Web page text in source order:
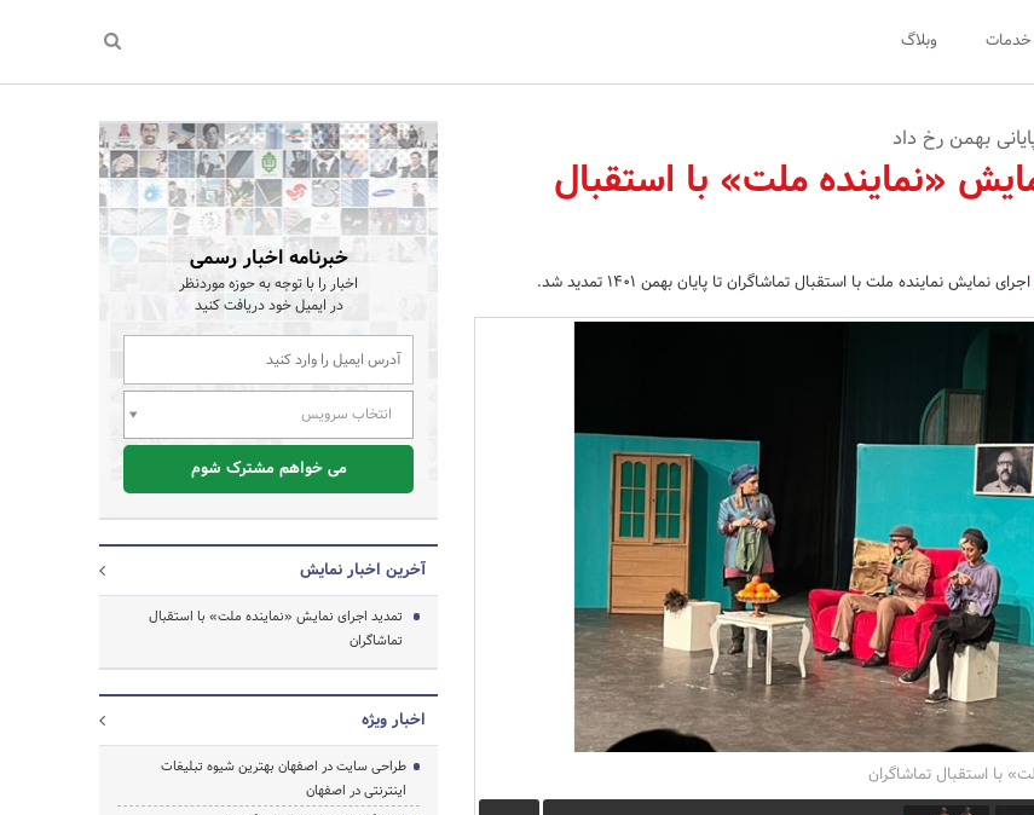
خدمات وبلاگ
جستجو
«نماینده ملت» با استقبال
اجرای نمایش نماینده ملت با استقبال تماشاگران تا پایان بهمن 1401 تمدید شد.
با استقبال تماشاگران
خبرنامه اخبار رسمی
اخبار را با توجه به حوزه موردنظر
در ایمیل خود دریافت کنید
انتخاب سرویس
می خواهم مشترک شوم
آخرین اخبار نمایش
تمدید اجرای نمایش «نماینده ملت» با استقبال
تماشاگران
اخبار ویژه
طراحی سایت در اصفهان بهترین شیوه تبلیغات
اینترنتی در اصفهان